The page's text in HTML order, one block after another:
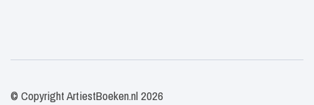
© Copyright ArtiestBoeken.nl 2026